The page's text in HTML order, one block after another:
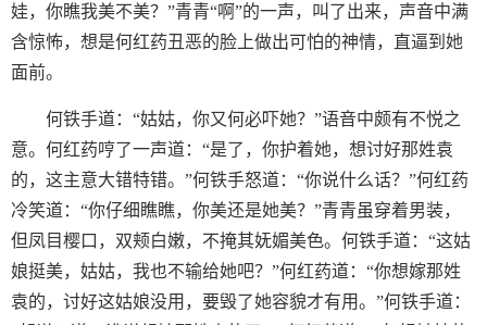
娃，你瞧我美不美？”青青“啊”的一声，叫了出来，声音中满
含惊怖，想是何红药丑恶的脸上做出可怕的神情，直逼到她
面前。
何铁手道：“姑姑，你又何必吓她？”语音中颇有不悦之
意。何红药哼了一声道：“是了，你护着她，想讨好那姓袁
的，这主意大错特错。”何铁手怒道：“你说什么话？”何红药
冷笑道：“你仔细瞧瞧，你美还是她美？”青青虽穿着男装，
但凤目樱口，双颊白嫩，不掩其妩媚美色。何铁手道：“这姑
娘挺美，姑姑，我也不输给她吧？”何红药道：“你想嫁那姓
袁的，讨好这姑娘没用，要毁了她容貌才有用。”何铁手道：